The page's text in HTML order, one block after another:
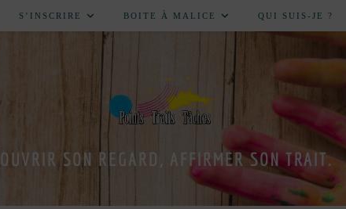
S’INSCRIRE BOITE À MALICE QUI SUIS-JE ?
OUVRIR SON REGARD, AFFIRMER SON TRAIT.